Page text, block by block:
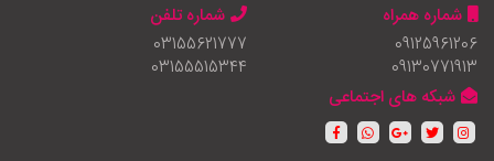
شماره همراه
09125961206
09130771913
شماره تلفن
03155621777
03155515344
شبکه های اجتماعی